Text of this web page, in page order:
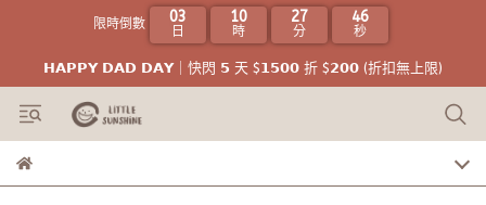
限時倒數 03
日
10
時
27
分
45
秒
𝗛𝗔𝗣𝗣𝗬 𝗗𝗔𝗗 𝗗𝗔𝗬｜快閃 𝟱 天 $𝟭𝟱𝟬𝟬 折 $𝟮𝟬𝟬 (折扣無上限)